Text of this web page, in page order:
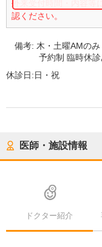
外来受付時間・内容等
認ください。
備考: 木・土曜AMのみ
予約制 臨時休診
休診日:日・祝
医師・施設情報
ドクター紹介